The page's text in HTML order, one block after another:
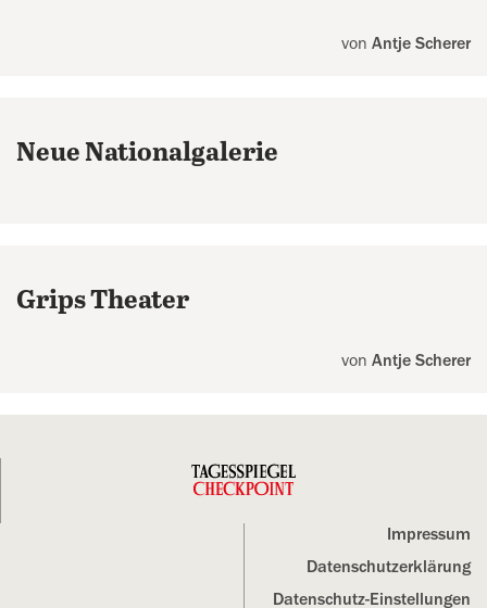
von Antje Scherer
Neue Nationalgalerie
Grips Theater
von Antje Scherer
Impressum
Datenschutz­erklärung
Datenschutz-Einstellungen